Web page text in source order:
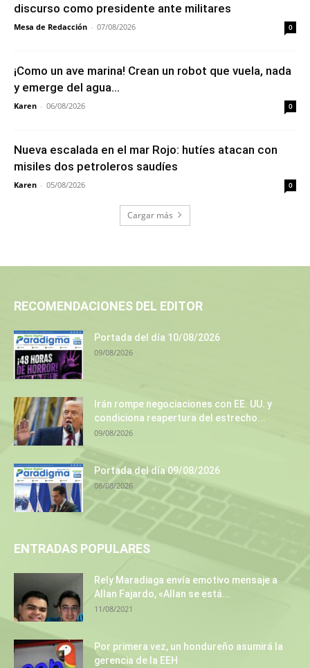
discurso como presidente ante militares
Mesa de Redacción - 07/08/2026 0
¡Como un ave marina! Crean un robot que vuela, nada
y emerge del agua...
Karen - 06/08/2026 0
Nueva escalada en el mar Rojo: hutíes atacan con
misiles dos petroleros saudíes
Karen - 05/08/2026 0
Cargar más
RECOMENDACIONES DEL EDITOR
Portada del día 10/08/2026
09/08/2026
Irán rompe negociaciones con EE. UU. y
condiciona reapertura del estrecho...
09/08/2026
Portada del día 09/08/2026
08/08/2026
ENTRADAS POPULARES
Rely Maradiaga envía emotivo mensaje a
Allan Fajardo, «Allan se está...
11/08/2021
Por primera vez, un hondureño asumirá la
gerencia de la EEH